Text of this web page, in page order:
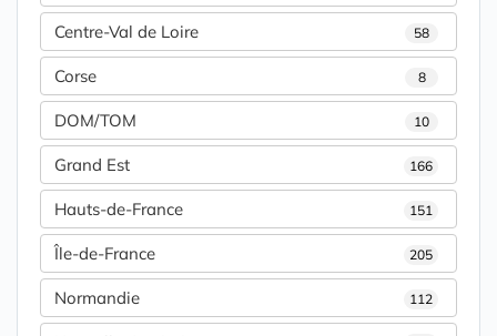
Centre-Val de Loire 58
Corse 8
DOM/TOM 10
Grand Est 166
Hauts-de-France 151
Île-de-France 205
Normandie 112